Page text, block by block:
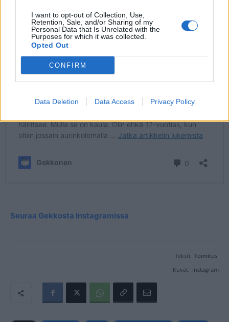
I want to opt-out of Collection, Use,
Retention, Sale, and/or Sharing of my
Personal Data that Is Unrelated with the
Purposes for which it was collected.
Opted Out
CONFIRM
Data Deletion Data Access Privacy Policy
Seuraa Gekkosta Instagramissa
Teksti: Toimitus
Kuvat: Instagram